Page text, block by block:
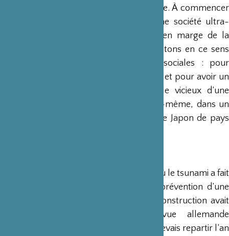
, etc.). Tout n’est pas rose. À commencer
par la vie des salariés lambda dans une société ultra-
compétitive. Ou celles des personnes en marge de la
société qui sont souvent ostracisées. Notons en ce sens
les difficultés à percevoir des aides sociales : pour
percevoir ces aides, il faut un logement ; et pour avoir un
logement, il faut un travail… Le cercle vicieux d’une
administration lourde. Kitano Takeshi lui-même, dans un
portrait qui lui était consacré, qualifiait le Japon de pays
Les images que j’avais prises de la zone où le tsunami a fait
le plus de victimes et où un mur de prévention d’une
prochaine vague est actuellement en construction avait
beaucoup intéressé une belle revue allemande
spécialisée sur la mer & les littoraux. Je devais repartir l’an